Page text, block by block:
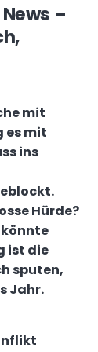
–
mit
es mit
ins
Hürde?
ist die
sputen,
Jahr.